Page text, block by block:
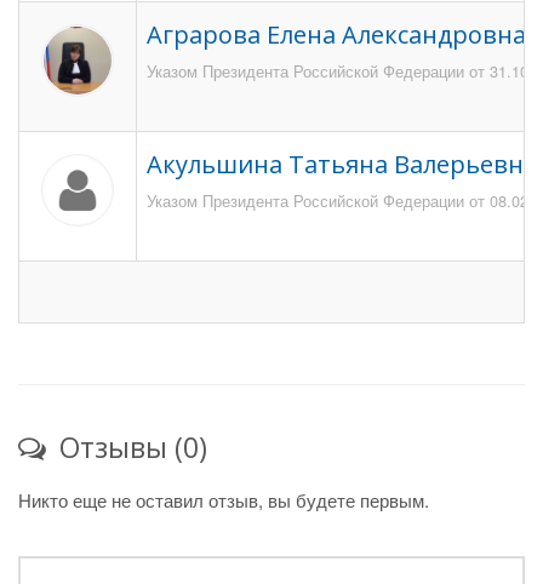
Аграрова Елена Александровна
Указом Президента Российской Федерации от
Акульшина Татьяна Валерьевна
Указом Президента Российской Федерации от
Отзывы (0)
Никто еще не оставил отзыв, вы будете первым.